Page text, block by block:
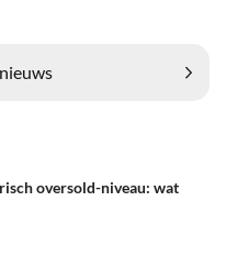
oversold-niveau: wat